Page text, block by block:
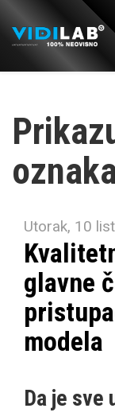
Utorak, 10
glavne
modela
Da je sve